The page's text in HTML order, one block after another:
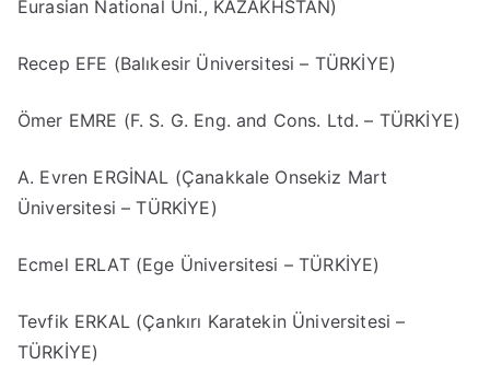
Eurasian National Uni., KAZAKHSTAN)
Recep EFE (Balıkesir Üniversitesi – TÜRKİYE)
Ömer EMRE (F. S. G. Eng. and Cons. Ltd. – TÜRKİYE)
A. Evren ERGİNAL (Çanakkale Onsekiz Mart
Üniversitesi – TÜRKİYE)
Ecmel ERLAT (Ege Üniversitesi – TÜRKİYE)
Tevfik ERKAL (Çankırı Karatekin Üniversitesi –
TÜRKİYE)